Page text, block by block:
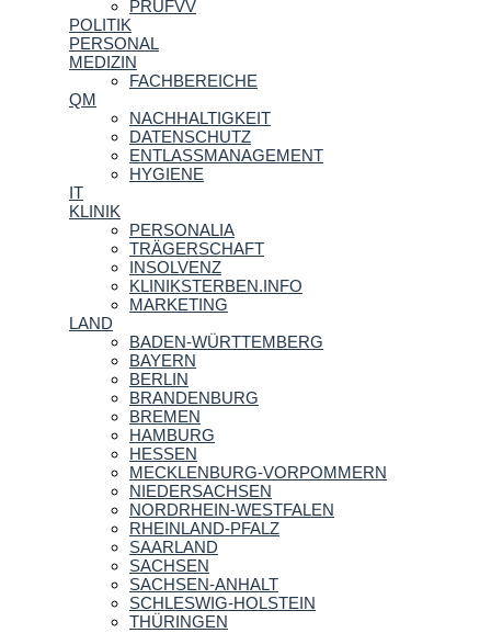
PRÜFVV
POLITIK
PERSONAL
MEDIZIN
FACHBEREICHE
QM
NACHHALTIGKEIT
DATENSCHUTZ
ENTLASSMANAGEMENT
HYGIENE
IT
KLINIK
PERSONALIA
TRÄGERSCHAFT
INSOLVENZ
KLINIKSTERBEN.INFO
MARKETING
LAND
BADEN-WÜRTTEMBERG
BAYERN
BERLIN
BRANDENBURG
BREMEN
HAMBURG
HESSEN
MECKLENBURG-VORPOMMERN
NIEDERSACHSEN
NORDRHEIN-WESTFALEN
RHEINLAND-PFALZ
SAARLAND
SACHSEN
SACHSEN-ANHALT
SCHLESWIG-HOLSTEIN
THÜRINGEN